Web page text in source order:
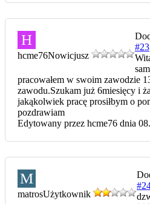
H
hcme76Nowicjusz
#23
pracowałem w swoim zawodzie
zawodu.Szukam już 6miesięcy i
jakąkolwiek pracę prosiłbym o
pozdrawiam
Edytowany przez hcme76 dnia
M
matrosUżytkownik